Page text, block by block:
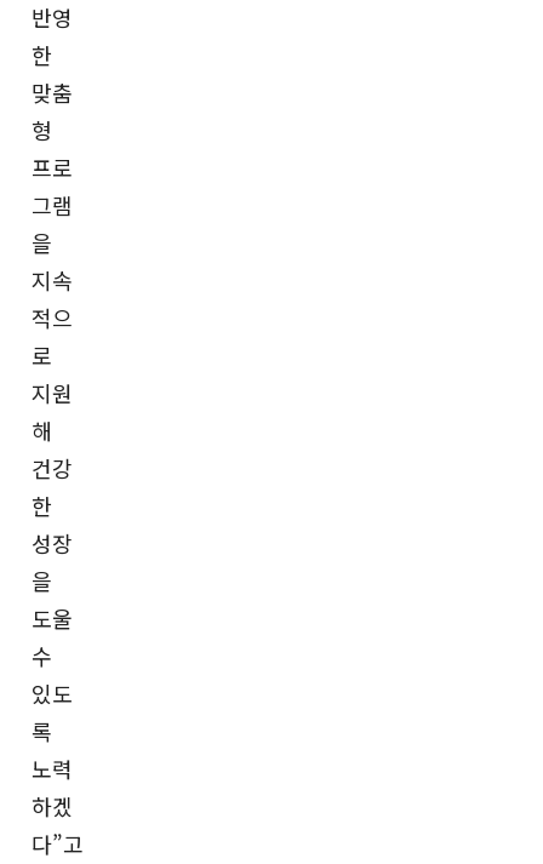
반영
한
맞춤
형
프로
그램
을
지속
적으
로
지원
해
건강
한
성장
을
도울
수
있도
록
노력
하겠
다”고